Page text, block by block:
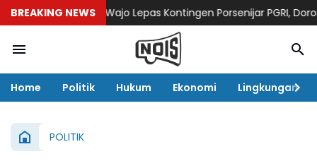
BREAKING NEWS
Wakil Bupati Wajo Lepas Kontingen Porsenijar PGRI, Dorong
Home Politik Hukum Ekonomi Lingkungan
POLITIK